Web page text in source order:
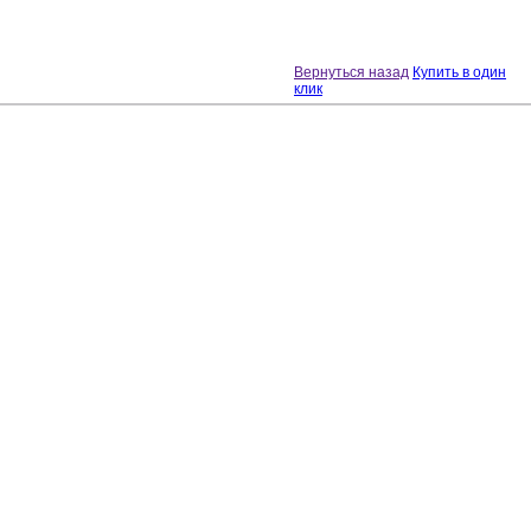
Вернуться назад Купить в один
клик